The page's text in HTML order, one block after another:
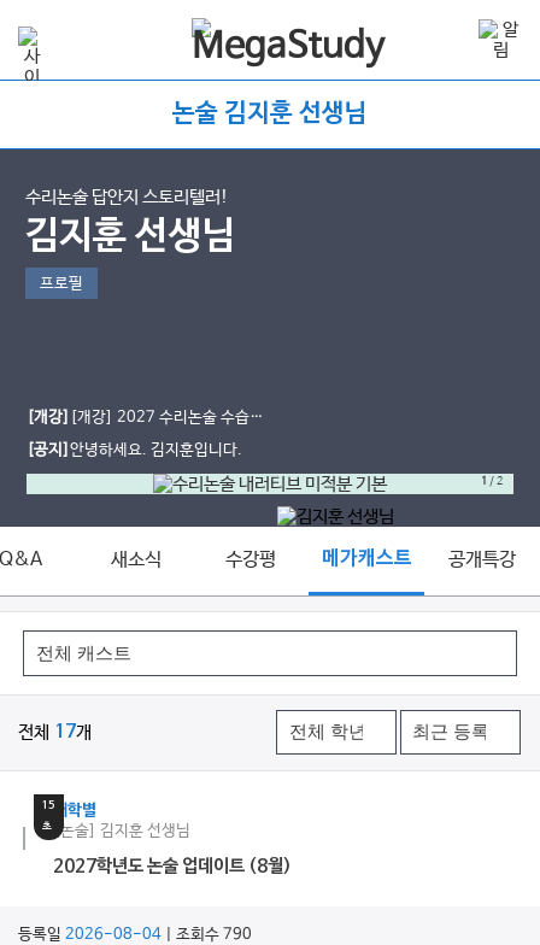
논술 김지훈 선생님
수리논술 답안지 스토리텔러!
김지훈 선생님
프로필
[개강] [개강] 2027 수리논술 수습기
간
[공지]안녕하세요. 김지훈입니다.
1 /2
새소식 수강평 메가캐스트 공개특강
전체 17개
15
초
대학별
[논술] 김지훈 선생님
2027학년도 논술 업데이트 (8월)
등록일 2026-08-04| 조회수 790